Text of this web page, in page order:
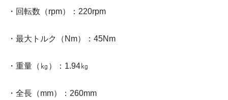
・回転数（rpm）：220rpm
・最大トルク（Nm）：45Nm
・重量（㎏）：1.94㎏
・全長（mm）：260mm